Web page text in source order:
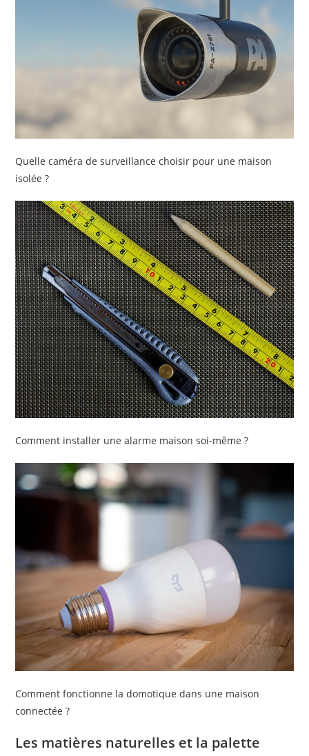
Quelle caméra de surveillance choisir pour une maison
isolée ?
Comment installer une alarme maison soi-même ?
Comment fonctionne la domotique dans une maison
connectée ?
Les matières naturelles et la palette